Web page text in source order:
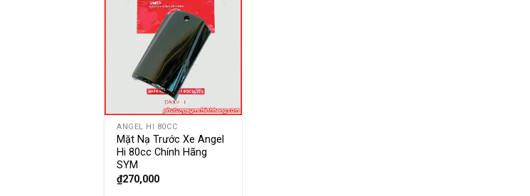
ANGEL HI 80CC
Mặt Nạ Trước Xe Angel
Hi 80cc Chính Hãng
SYM
₫270,000